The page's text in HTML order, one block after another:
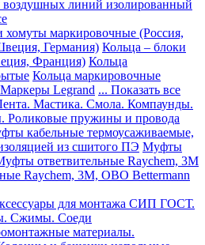
воздушных линий изолированный
хомуты маркировочные (Россия,
Германия) Кольца – блоки
Франция) Кольца
Кольца маркировочные
Маркеры Legrand ... Показать все
Мастика. Смола. Компаунды.
Роликовые пружины и провода
кабельные термоусаживаемые,
из сшитого ПЭ Муфты
ответвительные Raychem, 3M
Raychem, 3M, OBO Bettermann
для монтажа СИП ГОСТ.
Сжимы. Соеди
материалы.